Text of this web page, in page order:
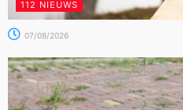
112 NIEUWS
07/08/2026